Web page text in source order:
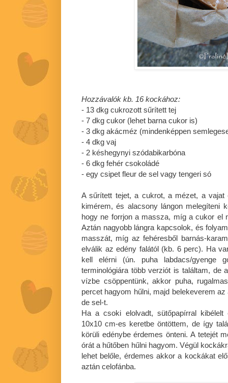
Hozzávalók kb. 16 kockához:
- 13 dkg cukrozott sűrített tej
- 7 dkg cukor (lehet barna cukor is)
- 3 dkg akácméz (mindenképpen
- 4 dkg vaj
- 2 késhegynyi szódabikarbóna
- 6 dkg fehér csokoládé
- egy csipet fleur de sel vagy tengeri só
A sűrített tejet, a cukrot, a mézet, a vajat
kimérem, és alacsony lángon melegíteni
hogy ne forrjon a massza, míg a cukor el
Aztán nagyobb lángra kapcsolok, és
masszát, míg az fehéresből barnás-
elválik az edény falától (kb. 6 perc). Ha
kell elérni (ún. puha labdacs/gyenge
terminológiára több verziót is találtam, de
vízbe csöppentünk, akkor puha,
percet hagyom hűlni, majd belekeverem
de sel-t.
Ha a csoki elolvadt, sütőpapírral
10x10 cm-es keretbe öntöttem, de így
körüli edénybe érdemes önteni. A tetejét
órát a hűtőben hűlni hagyom. Végül
lehet belőle, érdemes akkor a kockákat
aztán celofánba.